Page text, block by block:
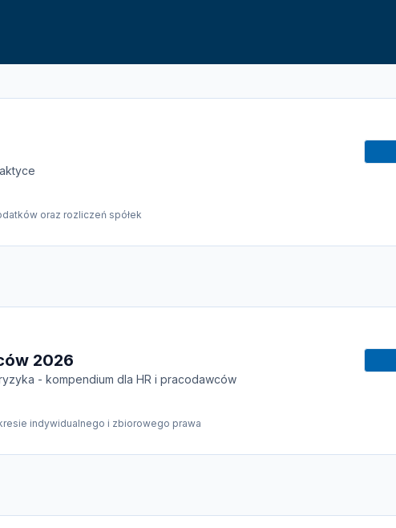
oraz rozliczeń spółek
2026
indywidualnego i zbiorowego prawa
- kompendium dla HR i pracodawców